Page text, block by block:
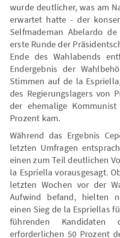
wurde deutlicher, was am
erwartet hatte - der
Selfmademan Abelardo
erste Runde der
Ende des Wahlabends
Endergebnis der
Stimmen auf de la
des Regierungslagers von
der ehemalige
Prozent kam.
Während das Ergebnis
letzten Umfragen
einen zum Teil deutlichen
la Espriella vorausgesagt.
letzten Wochen vor der
Aufwind befand, hielten
einen Sieg de la Espriellas
führenden
erforderlichen 50 Prozent